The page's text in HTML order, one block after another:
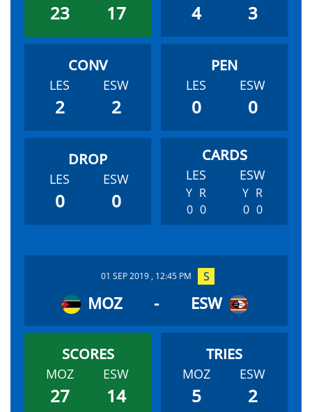
23 17 4 3
LES ESW
2 2
LES ESW
0 0
LES ESW
0 0
LES ESW
Y R
0 0
Y R
0 0
01 SEP 2019 , 12:45 PM
MOZ - ESW
MOZ ESW
27 14
MOZ ESW
5 2